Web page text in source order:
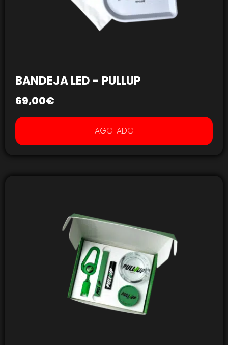
BANDEJA LED - PULLUP
69,00€
AGOTADO